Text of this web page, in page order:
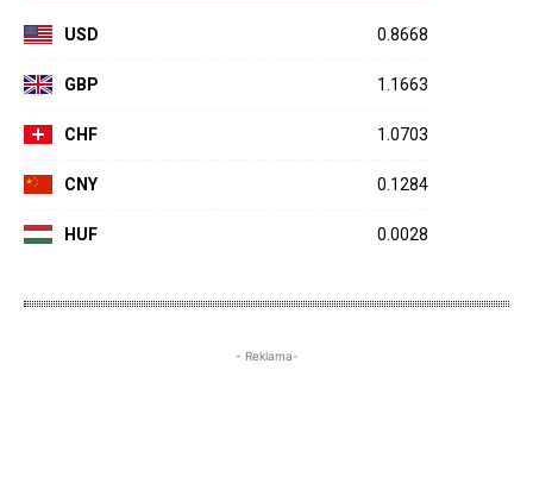
USD 0.8668
GBP 1.1663
CHF 1.0703
CNY 0.1284
HUF 0.0028
- Reklama-